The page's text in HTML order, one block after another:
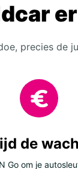
precies de
de
Go om je